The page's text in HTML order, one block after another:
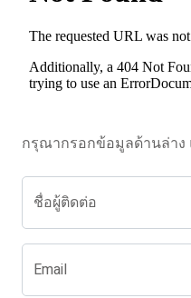
กรุณากรอกข้อมูลด้านล่าง
ชื่อผู้ติดต่อ
Email